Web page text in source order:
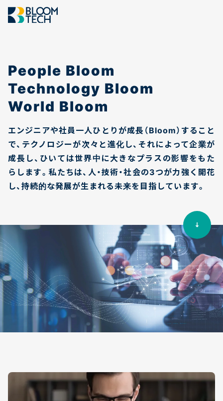
私たちについて
お知らせ
People Bloom
Technology Bloom
World Bloom
エンジニアや社員一人ひとりが成長（Bloom）すること
で、テクノロジーが次々と進化し、それによって企業が
成長し、ひいては世界中に大きなプラスの影響をもた
らします。私たちは、人・技術・社会の3つが力強く開花
し、持続的な発展が生まれる未来を目指しています。